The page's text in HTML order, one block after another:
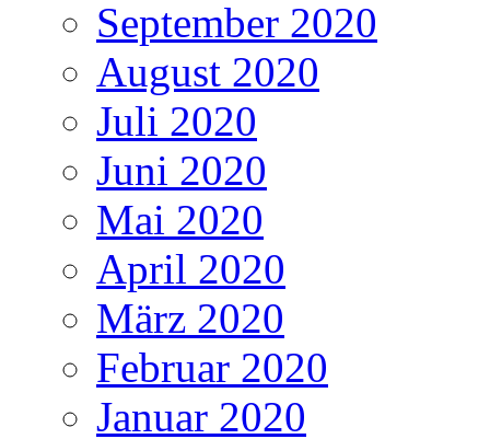
September 2020
August 2020
Juli 2020
Juni 2020
Mai 2020
April 2020
März 2020
Februar 2020
Januar 2020